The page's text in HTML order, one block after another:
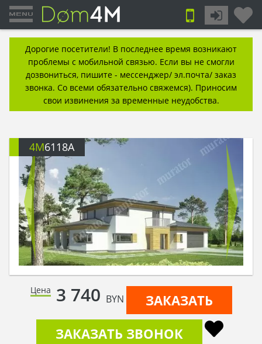
Дорогие посетители! В последнее время возникают
проблемы с мобильной связью. Если вы не смогли
дозвониться, пишите - мессенджер/ эл.почта/ заказ
звонка. Со всеми обязательно свяжемся). Приносим
свои извинения за временные неудобства.
4M6118A
Цена 3 740 BYN
ЗАКАЗАТЬ
ЗАКАЗАТЬ ЗВОНОК